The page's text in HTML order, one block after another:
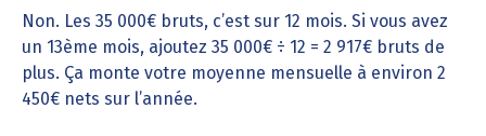
Non. Les 35 000€ bruts, c’est sur 12 mois. Si vous avez
un 13ème mois, ajoutez 35 000€ ÷ 12 = 2 917€ bruts de
plus. Ça monte votre moyenne mensuelle à environ 2
450€ nets sur l’année.